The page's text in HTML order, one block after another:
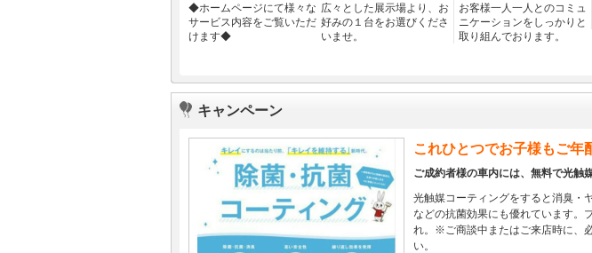
◆ホームページにて様々な
サービス内容をご覧いただ
けます◆
広々とした展示場より、お
好みの１台をお選びくださ
いませ。
お客様一人一人とのコミュ
ニケーションをしっかりと
取り組んでおります。
キャンペーン
これひとつでお子様もご年
ご成約者様の車内には、無料で光触
光触媒コーティングをすると消臭・
などの抗菌効果にも優れています。
れ。※ご商談中またはご来店時に、
い。